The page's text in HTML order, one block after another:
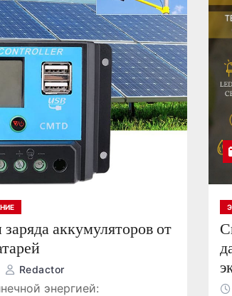
аккумуляторов от
Redactor
энергией: